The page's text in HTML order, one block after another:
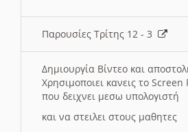
Παρουσίες Τρίτης 12 - 3
Δημιουργία Βίντεο και
Χρησιμοποιει κανεις το
που δειχνει μεσω υπολογιστή
και να στειλει στους μαθητες